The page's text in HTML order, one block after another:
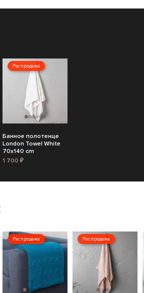
Распродажа
Банное полотенце
London Towel White
70x140 cm
1 700 ₽
Распродажа Распродажа